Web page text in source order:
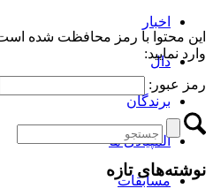
اخبار
دال
برندگان
المپیادی ها
مسابقات
این محتوا با رمز محافظت شده
وارد نمایید:
رمز عبور:
نوشته‌های تازه